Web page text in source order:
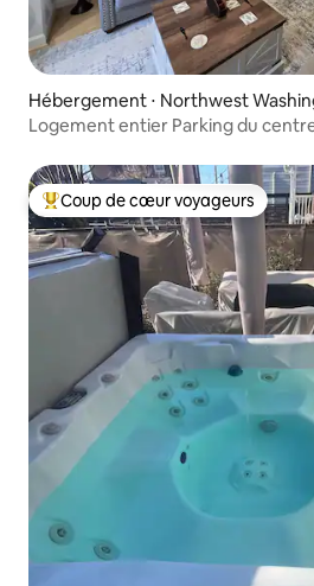
Hébergement ⋅ Northwest
Logement entier Parking du
Coups de cœur voyageurs les plus
Coup de cœur voyageurs